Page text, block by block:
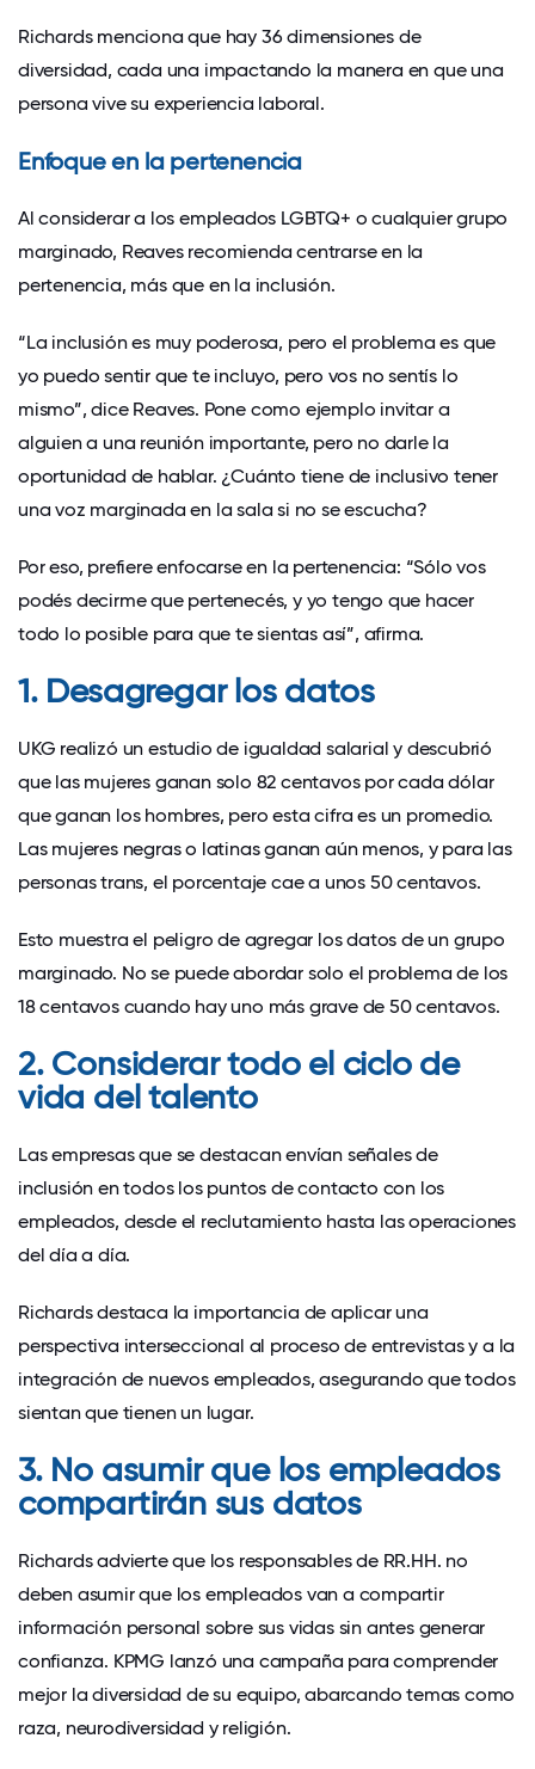
Richards menciona que hay 36 dimensiones de
diversidad, cada una impactando la manera en que una
persona vive su experiencia laboral.
Enfoque en la pertenencia
Al considerar a los empleados LGBTQ+ o cualquier grupo
marginado, Reaves recomienda centrarse en la
pertenencia, más que en la inclusión.
“La inclusión es muy poderosa, pero el problema es que
yo puedo sentir que te incluyo, pero vos no sentís lo
mismo”, dice Reaves. Pone como ejemplo invitar a
alguien a una reunión importante, pero no darle la
oportunidad de hablar. ¿Cuánto tiene de inclusivo tener
una voz marginada en la sala si no se escucha?
Por eso, prefiere enfocarse en la pertenencia: “Sólo vos
podés decirme que pertenecés, y yo tengo que hacer
todo lo posible para que te sientas así”, afirma.
1. Desagregar los datos
UKG realizó un estudio de igualdad salarial y descubrió
que las mujeres ganan solo 82 centavos por cada dólar
que ganan los hombres, pero esta cifra es un promedio.
Las mujeres negras o latinas ganan aún menos, y para las
personas trans, el porcentaje cae a unos 50 centavos.
Esto muestra el peligro de agregar los datos de un grupo
marginado. No se puede abordar solo el problema de los
18 centavos cuando hay uno más grave de 50 centavos.
2. Considerar todo el ciclo de
vida del talento
Las empresas que se destacan envían señales de
inclusión en todos los puntos de contacto con los
empleados, desde el reclutamiento hasta las operaciones
del día a día.
Richards destaca la importancia de aplicar una
perspectiva interseccional al proceso de entrevistas y a la
integración de nuevos empleados, asegurando que todos
sientan que tienen un lugar.
3. No asumir que los empleados
compartirán sus datos
Richards advierte que los responsables de RR.HH. no
deben asumir que los empleados van a compartir
información personal sobre sus vidas sin antes generar
confianza. KPMG lanzó una campaña para comprender
mejor la diversidad de su equipo, abarcando temas como
raza, neurodiversidad y religión.